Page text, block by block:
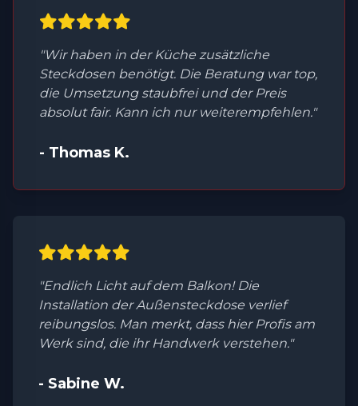
"Wir haben in der Küche zusätzliche
Steckdosen benötigt. Die Beratung war top,
die Umsetzung staubfrei und der Preis
absolut fair. Kann ich nur weiterempfehlen."
- Thomas K.
"Endlich Licht auf dem Balkon! Die
Installation der Außensteckdose verlief
reibungslos. Man merkt, dass hier Profis am
Werk sind, die ihr Handwerk verstehen."
- Sabine W.